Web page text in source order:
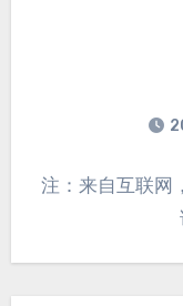
注：来自互联网